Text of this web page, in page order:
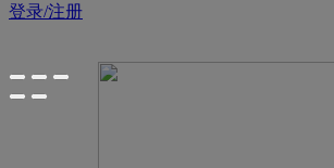
登录/注册